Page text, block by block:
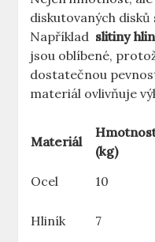
diskutovaných
Například ⁤ slitiny⁤
‌jsou oblíbené,​
dostatečnou
materiál ovlivňuje‌
Materiál
(kg)
Ocel 10
Hliník
7